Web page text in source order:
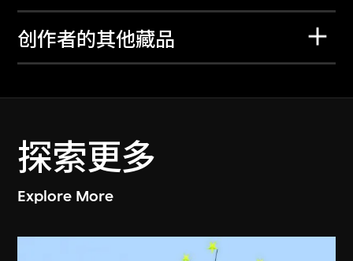
创作者的其他藏品
探索更多
Explore More